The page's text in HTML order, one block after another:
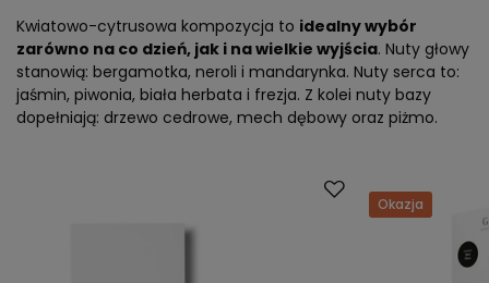
Kwiatowo-cytrusowa kompozycja to idealny wybór
zarówno na co dzień, jak i na wielkie wyjścia. Nuty głowy
stanowią: bergamotka, neroli i mandarynka. Nuty serca to:
jaśmin, piwonia, biała herbata i frezja. Z kolei nuty bazy
dopełniają: drzewo cedrowe, mech dębowy oraz piżmo.
Okazja